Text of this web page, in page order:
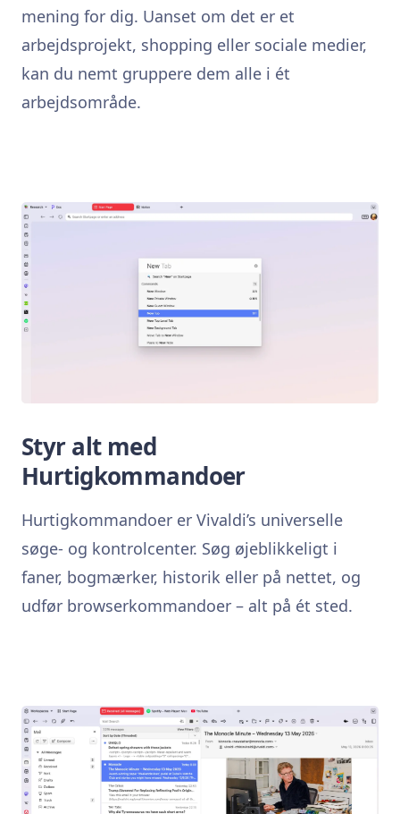
mening for dig. Uanset om det er et
arbejdsprojekt, shopping eller sociale medier,
kan du nemt gruppere dem alle i ét
arbejdsområde.
Styr alt med
Hurtigkommandoer
Hurtigkommandoer er Vivaldi’s universelle
søge- og kontrolcenter. Søg øjeblikkeligt i
faner, bogmærker, historik eller på nettet, og
udfør browserkommandoer – alt på ét sted.